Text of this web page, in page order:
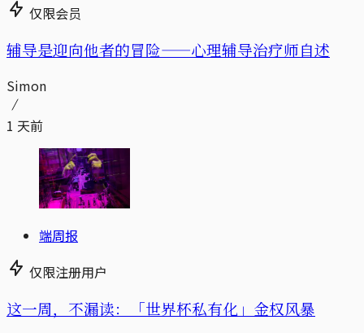
仅限会员
辅导是迎向他者的冒险——心理辅导治疗师自述
Simon
1 天前
端周报
仅限注册用户
这一周，不漏读：「世界杯私有化」金权风暴